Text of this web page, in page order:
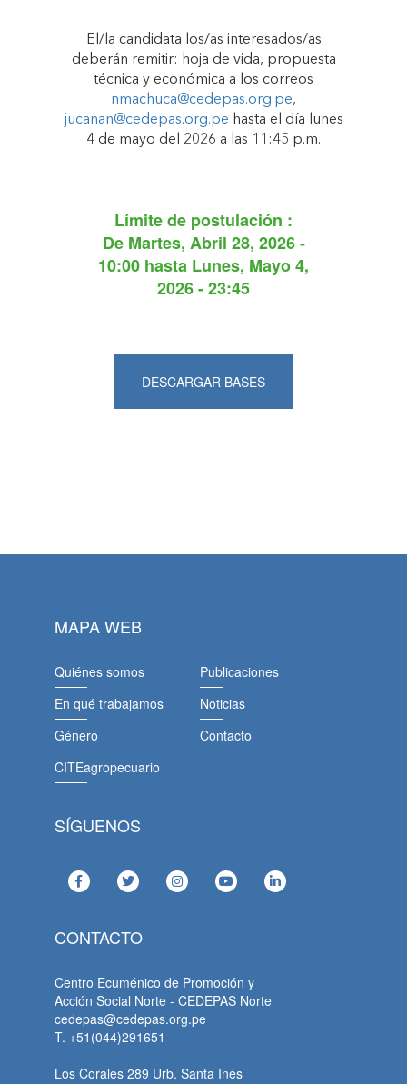
El/la candidata los/as interesados/as
deberán remitir: hoja de vida, propuesta
técnica y económica a los correos
nmachuca@cedepas.org.pe,
jucanan@cedepas.org.pe hasta el día lunes
4 de mayo del 2026 a las 11:45 p.m.
Límite de postulación :
De Martes, Abril 28, 2026 -
10:00 hasta Lunes, Mayo 4,
2026 - 23:45
DESCARGAR BASES
MAPA WEB
Quiénes somos
En qué trabajamos
Género
CITEagropecuario
Publicaciones
Noticias
Contacto
SÍGUENOS
CONTACTO
Centro Ecuménico de Promoción y
Acción Social Norte - CEDEPAS Norte
cedepas@cedepas.org.pe
T. +51(044)291651
Los Corales 289 Urb. Santa Inés